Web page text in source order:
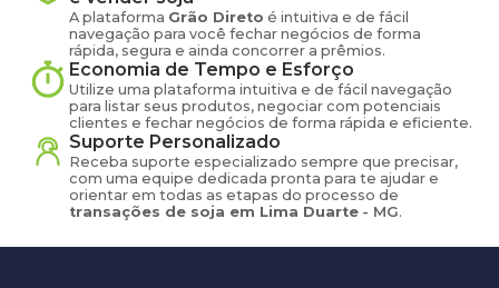
A plataforma Grão Direto é intuitiva e de fácil
navegação para você fechar negócios de forma
rápida, segura e ainda concorrer a prêmios.
Economia de Tempo e Esforço
Utilize uma plataforma intuitiva e de fácil navegação
para listar seus produtos, negociar com potenciais
clientes e fechar negócios de forma rápida e eficiente.
Suporte Personalizado
Receba suporte especializado sempre que precisar,
com uma equipe dedicada pronta para te ajudar e
orientar em todas as etapas do processo de
transações de soja em Lima Duarte - MG.